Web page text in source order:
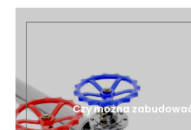
Czy można